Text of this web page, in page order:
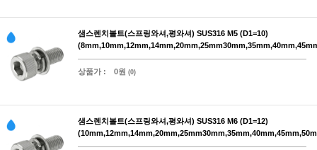
샘스렌치볼트(스프링와셔,평와셔) SUS316 M5 (D1=10)
상품가 : 0원 (0)
샘스렌치볼트(스프링와셔,평와셔) SUS316 M6 (D1=12)